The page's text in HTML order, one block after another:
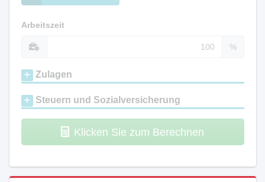
Arbeitszeit
%
Zulagen
Steuern und Sozialversicherung
Klicken Sie zum Berechnen